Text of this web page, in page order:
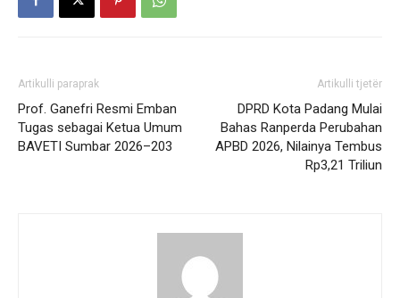
Artikulli paraprak
Prof. Ganefri Resmi Emban
Tugas sebagai Ketua Umum
BAVETI Sumbar 2026–203
Artikulli tjetër
DPRD Kota Padang Mulai
Bahas Ranperda Perubahan
APBD 2026, Nilainya Tembus
Rp3,21 Triliun